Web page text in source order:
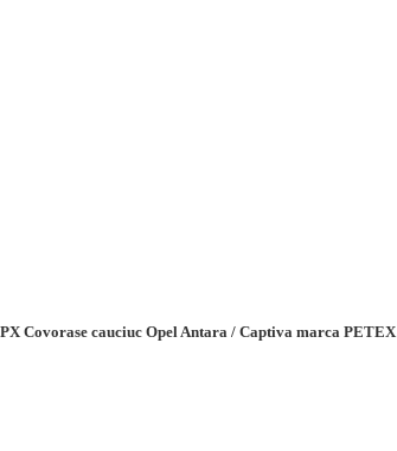
Covorase cauciuc Opel Antara / Captiva marca PETEX